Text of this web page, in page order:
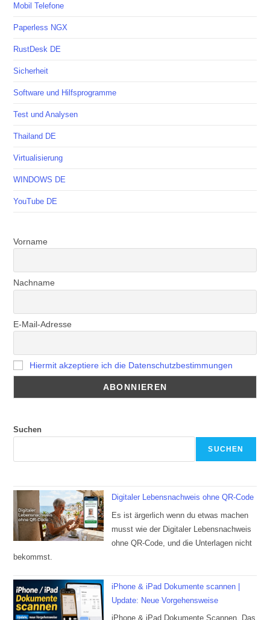
Mobil Telefone
Paperless NGX
RustDesk DE
Sicherheit
Software und Hilfsprogramme
Test und Analysen
Thailand DE
Virtualisierung
WINDOWS DE
YouTube DE
Vorname
Nachname
E-Mail-Adresse
Hiermit akzeptiere ich die Datenschutzbestimmungen
Suchen
SUCHEN
Digitaler Lebensnachweis ohne QR-Code
Es ist ärgerlich wenn du etwas machen
musst wie der Digitaler Lebensnachweis
ohne QR-Code, und die Unterlagen nicht
bekommst.
iPhone & iPad Dokumente scannen |
Update: Neue Vorgehensweise
iPhone & iPad Dokumente Scannen, Das